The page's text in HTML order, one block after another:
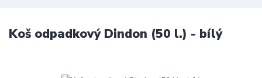
Koš odpadkový Dindon (50 l.) - bílý